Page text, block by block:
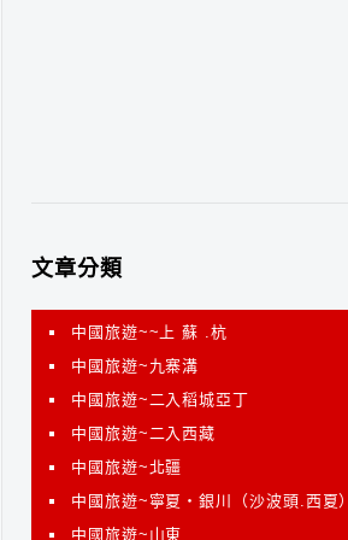
文章分類
中國旅遊~~上 蘇 .杭
中國旅遊~九寨溝
中國旅遊~二入稻城亞丁
中國旅遊~二入西藏
中國旅遊~北疆
中國旅遊~寧夏‧銀川（沙波頭.西夏）
中國旅遊~山東